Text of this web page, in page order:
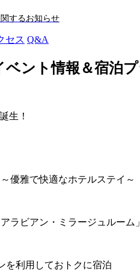
するお知らせ
セス Q&A
ベント情報＆宿泊
誕生！
優雅で快適なホテルステイ～
ラビアン・ミラージュルーム
を利用しておトクに宿泊